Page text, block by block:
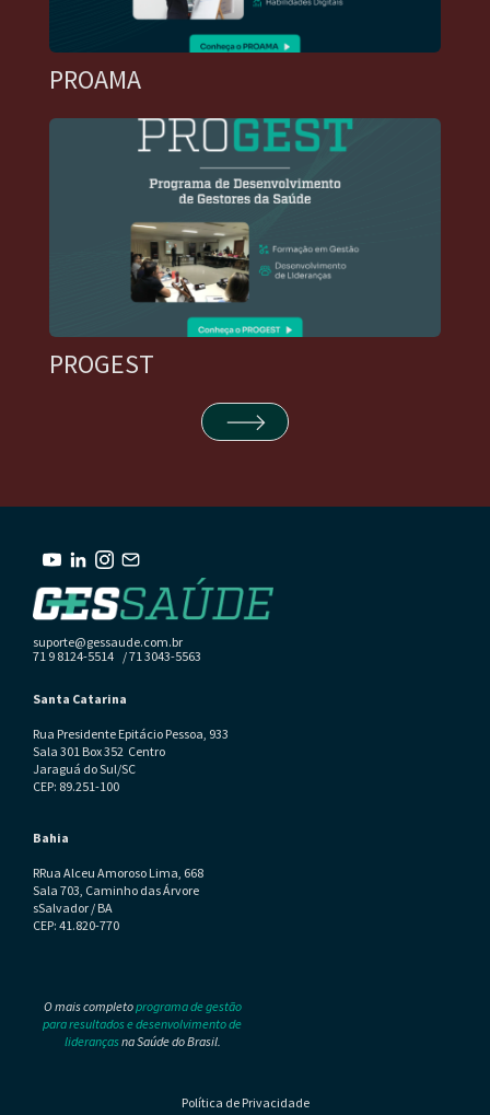
PROAMA
PROGEST
suporte@gessaude.com.br
71 9 8124-5514 / 71 3043-5563
Santa Catarina
Rua Presidente Epitácio Pessoa, 933
Sala 301 Box 352 Centro
Jaraguá do Sul/SC
CEP: 89.251-100
Bahia
RRua Alceu Amoroso Lima, 668
Sala 703, Caminho das Árvore
sSalvador / BA
CEP: 41.820-770
O mais completoprograma de gestão
para resultados e desenvolvimento de
liderançasna Saúde do Brasil.
Política de Privacidade